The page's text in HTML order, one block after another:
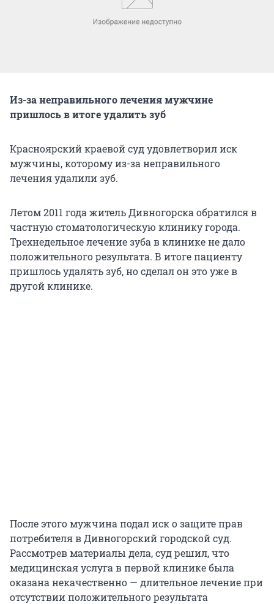
Из-за неправильного лечения мужчине
пришлось в итоге удалить зуб
Красноярский краевой суд удовлетворил иск
мужчины, которому из-за неправильного
лечения удалили зуб.
Летом 2011 года житель Дивногорска обратился в
частную стоматологическую клинику города.
Трехнедельное лечение зуба в клинике не дало
положительного результата. В итоге пациенту
пришлось удалять зуб, но сделал он это уже в
другой клинике.
После этого мужчина подал иск о защите прав
потребителя в Дивногорский городской суд.
Рассмотрев материалы дела, суд решил, что
медицинская услуга в первой клинике была
оказана некачественно — длительное лечение при
отсутствии положительного результата